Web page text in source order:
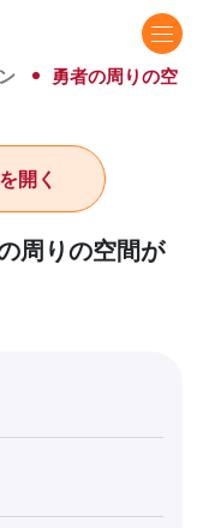
勇者の周りの空
周りの空間が
開く